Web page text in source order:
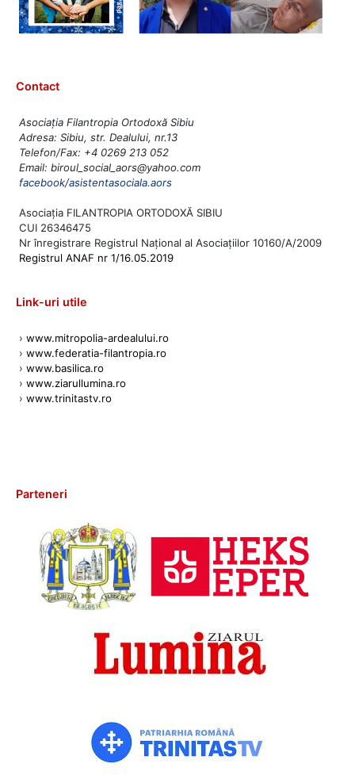
Contact
Asociația Filantropia Ortodoxă Sibiu
Adresa: Sibiu, str. Dealului, nr.13
Telefon/Fax: +4 0269 213 052
Email: biroul_social_aors@yahoo.com
facebook/asistentasociala.aors
Asociația FILANTROPIA ORTODOXĂ SIBIU
CUI 26346475
Nr înregistrare Registrul Național al Asociațiilor 10160/A/2009
Registrul ANAF nr 1/16.05.2019
Link-uri utile
› www.mitropolia-ardealului.ro
› www.federatia-filantropia.ro
› www.basilica.ro
› www.ziarullumina.ro
› www.trinitastv.ro
Parteneri